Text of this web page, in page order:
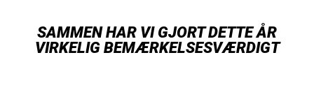
SAMMEN HAR VI GJORT DETTE ÅR
VIRKELIG BEMÆRKELSESVÆRDIGT